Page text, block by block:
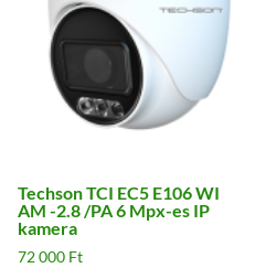
Techson TCI EC5 E106 WI
AM -2.8 /PA 6 Mpx-es IP
kamera
72 000 Ft